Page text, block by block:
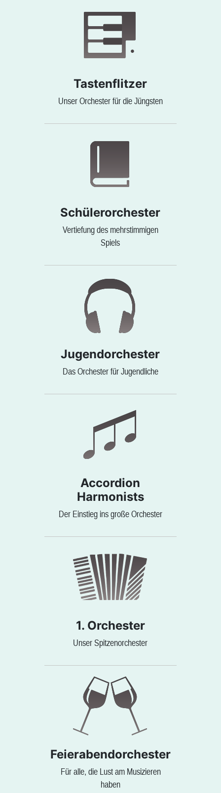
Tastenflitzer
Unser Orchester für die Jüngsten
Schülerorchester
Vertiefung des mehrstimmigen
Spiels
Jugendorchester
Das Orchester für Jugendliche
Accordion
Harmonists
Der Einstieg ins große Orchester
1. Orchester
Unser Spitzenorchester
Feierabendorchester
Für alle, die Lust am Musizieren
haben